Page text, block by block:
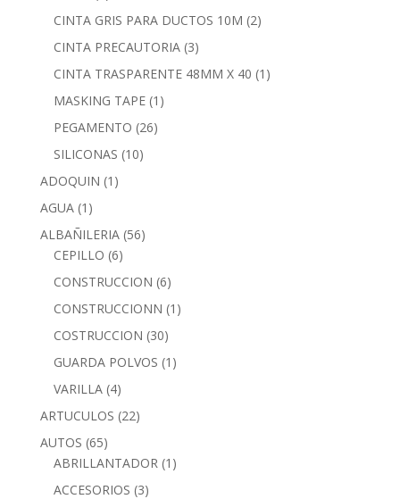
CINTA GRIS PARA DUCTOS 10M (2)
CINTA PRECAUTORIA (3)
CINTA TRASPARENTE 48MM X 40 (1)
MASKING TAPE (1)
PEGAMENTO (26)
SILICONAS (10)
ADOQUIN (1)
AGUA (1)
ALBAÑILERIA (56)
CEPILLO (6)
CONSTRUCCION (6)
CONSTRUCCIONN (1)
COSTRUCCION (30)
GUARDA POLVOS (1)
VARILLA (4)
ARTUCULOS (22)
AUTOS (65)
ABRILLANTADOR (1)
ACCESORIOS (3)